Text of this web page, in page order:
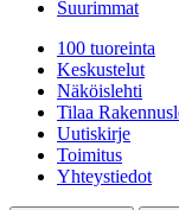
Suurimmat
100 tuoreinta
Keskustelut
Näköislehti
Tilaa
Uutiskirje
Toimitus
Yhteystiedot